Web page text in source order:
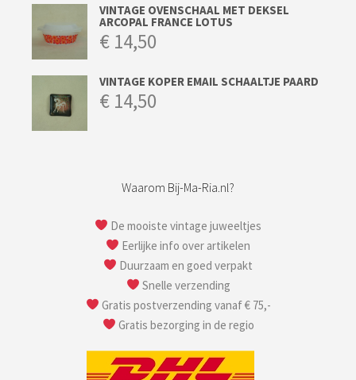
VINTAGE OVENSCHAAL MET DEKSEL
ARCOPAL FRANCE LOTUS
€ 14,50
VINTAGE KOPER EMAIL SCHAALTJE PAARD
€ 14,50
Waarom Bij-Ma-Ria.nl?
De mooiste vintage juweeltjes
Eerlijke info over artikelen
Duurzaam en goed verpakt
Snelle verzending
Gratis postverzending vanaf € 75,-
Gratis bezorging in de regio